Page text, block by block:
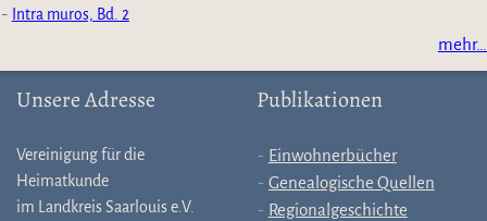
Intra muros, Bd. 2
mehr…
Unsere Adresse
Vereinigung für die
Heimatkunde
im Landkreis Saarlouis e.V.
Publikationen
Einwohnerbücher
Genealogische Quellen
Regionalgeschichte